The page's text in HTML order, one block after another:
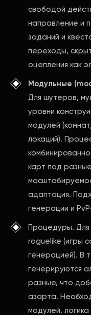
свободой
направление и
заданий и
переходы,
оцепления как
Модульные
Для шутеров,
уровни
модулей
локаций).
карт под
адаптация.
генерации и
Процедуры.
roguelike (игры
генерацией). В
генерируются
разные, что
азарта.
модулей,